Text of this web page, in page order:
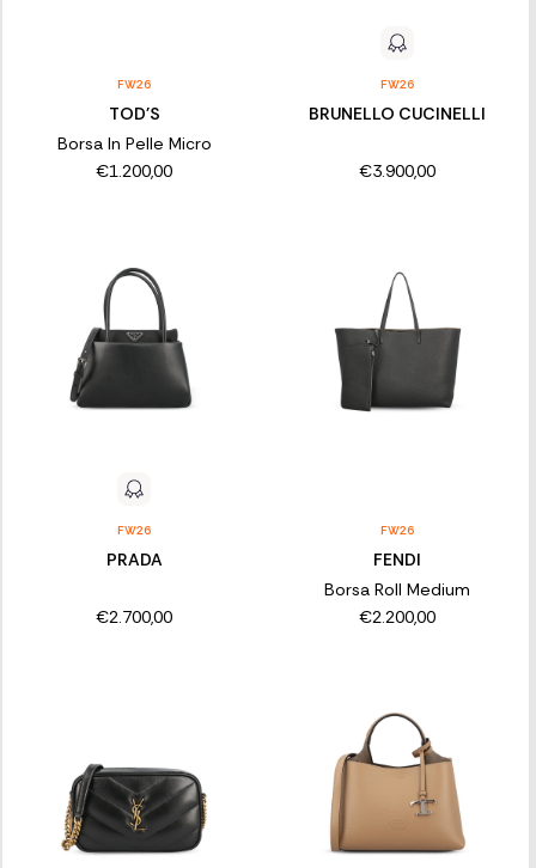
FW26
TOD'S
Borsa In Pelle Micro
€1.200,00
FW26
BRUNELLO CUCINELLI
€3.900,00
FW26
PRADA
€2.700,00
FW26
FENDI
Borsa Roll Medium
€2.200,00